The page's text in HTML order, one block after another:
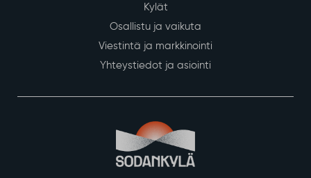
Kylät
Osallistu ja vaikuta
Viestintä ja markkinointi
Yhteystiedot ja asiointi